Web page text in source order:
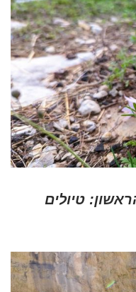
טיולים